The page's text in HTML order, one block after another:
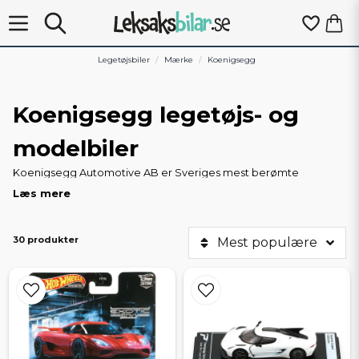
Legetøjsbiler Mærke Koenigsegg
Koenigsegg legetøjs- og
modelbiler
Koenigsegg Automotive AB er Sveriges mest berømte
producent af supersportsvogne og har base i Ängelholm i
Jesko, Gemera og CC850 - er mærket blevet et ikon inden for
eksklusive sportsvogne. På Leksaksbilar.se finder du et
der gengiver det originale design i detaljer.
Bredt udvalg til samlere og entusiaster
Vi tilbyder Koenigsegg-modeller i flere populære skalaer som
1:64, 1:43 og 1:18 fra kendte producenter som f.eks:
Læs mere
30 produkter Mest populære